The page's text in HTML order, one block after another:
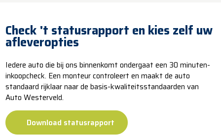
Check 't statusrapport en kies zelf uw
afleveropties
Iedere auto die bij ons binnenkomt ondergaat een 30 minuten-
inkoopcheck. Een monteur controleert en maakt de auto
standaard rijklaar naar de basis-kwaliteitsstandaarden van
Auto Westerveld.
Download statusrapport